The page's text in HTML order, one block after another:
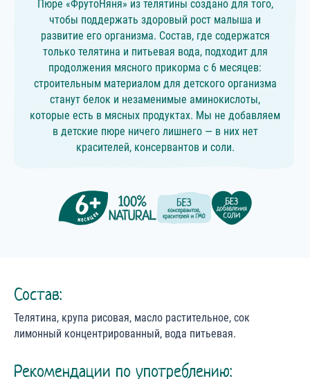
Пюре «ФрутоНяня» из телятины создано для того,
чтобы поддержать здоровый рост малыша и
развитие его организма. Состав, где содержатся
только телятина и питьевая вода, подходит для
продолжения мясного прикорма с 6 месяцев:
строительным материалом для детского организма
станут белок и незаменимые аминокислоты,
которые есть в мясных продуктах. Мы не добавляем
в детские пюре ничего лишнего — в них нет
красителей, консервантов и соли.
Состав:
Телятина, крупа рисовая, масло растительное, сок
лимонный концентрированный, вода питьевая.
Рекомендации по употреблению: